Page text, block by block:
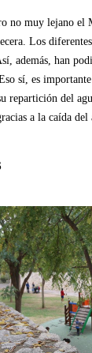
no muy lejano el
Los
además, han
sí, es
repartición del
a la caída del